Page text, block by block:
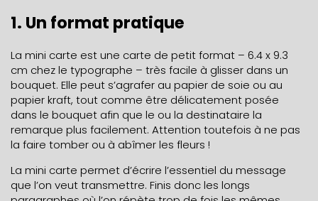
1. Un format pratique
La mini carte est une carte de petit format – 6.4 x 9.3
cm chez le typographe – très facile à glisser dans un
bouquet. Elle peut s’agrafer au papier de soie ou au
papier kraft, tout comme être délicatement posée
dans le bouquet afin que le ou la destinataire la
remarque plus facilement. Attention toutefois à ne pas
la faire tomber ou à abîmer les fleurs !
La mini carte permet d’écrire l’essentiel du message
que l’on veut transmettre. Finis donc les longs